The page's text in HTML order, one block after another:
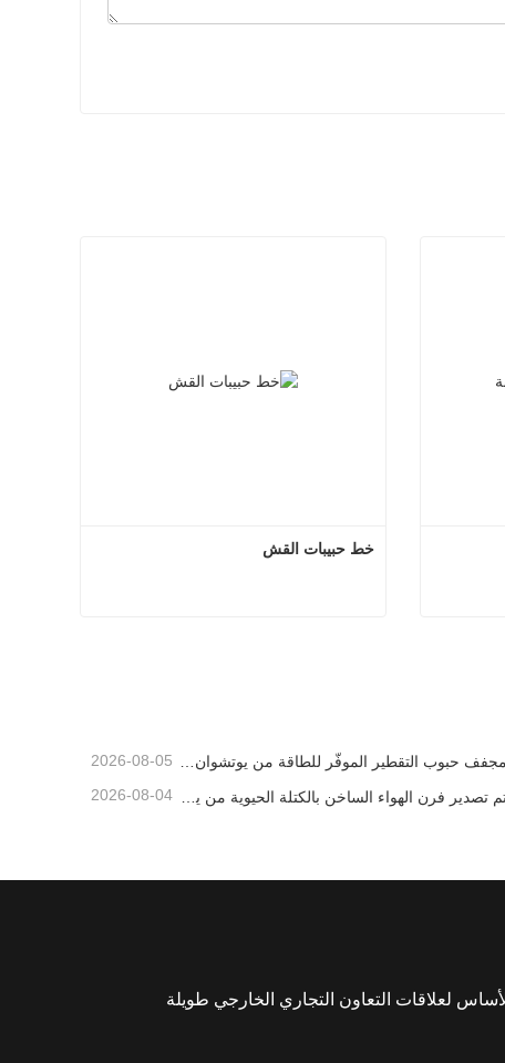
خط حبيبات القش
مجفف حبوب التقطير الموفّر للطاقة من يوتشوان يقدّم حلاً فعّالاً لمعالجة المواد عالية الرطوبة 2026-08-05
2026-08-04
لعلاقات التعاون التجاري الخارجي طويلة